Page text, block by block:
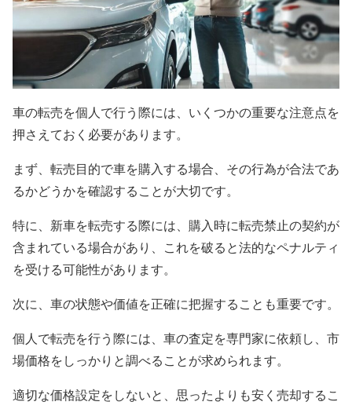
車の転売を個人で行う際には、いくつかの重要な注意点を
押さえておく必要があります。
まず、転売目的で車を購入する場合、その行為が合法であ
るかどうかを確認することが大切です。
特に、新車を転売する際には、購入時に転売禁止の契約が
含まれている場合があり、これを破ると法的なペナルティ
を受ける可能性があります。
次に、車の状態や価値を正確に把握することも重要です。
個人で転売を行う際には、車の査定を専門家に依頼し、市
場価格をしっかりと調べることが求められます。
適切な価格設定をしないと、思ったよりも安く売却するこ